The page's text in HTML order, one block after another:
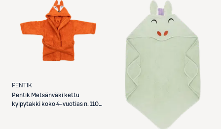
PENTIK
Pentik Metsänväki kettu
kylpytakki koko 4-vuotias n. 110